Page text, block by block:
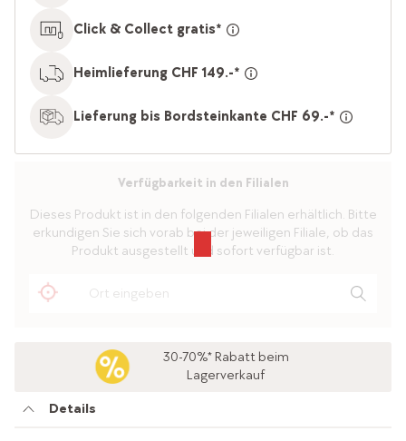
Click & Collect gratis*
Heimlieferung CHF 149.-*
Lieferung bis Bordsteinkante CHF 69.-*
Verfügbarkeit in den Filialen
Dieses Produkt ist in den folgenden Filialen erhältlich. Bitte
erkundigen Sie sich vorab bei der jeweiligen Filiale, ob das
Produkt ausgestellt und sofort verfügbar ist.
30-70%* Rabatt beim
Lagerverkauf
Details